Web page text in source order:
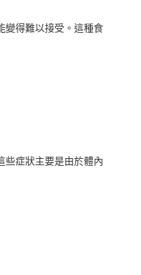
變得難以接受。這種食
些症狀主要是由於體內